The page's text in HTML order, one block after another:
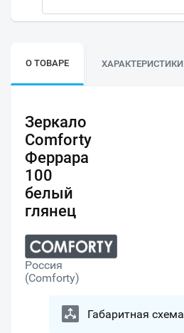
О ТОВАРЕ ХАРАКТЕРИСТИКИ
Зеркало
Comforty
Феррара
100
белый
глянец
Россия
(Comforty)
Габаритная схема